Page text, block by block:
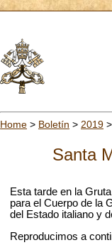
Home > Boletín > 2019 >
Santa
Esta tarde en la
para el Cuerpo de la
del Estado italiano y
Reproducimos a